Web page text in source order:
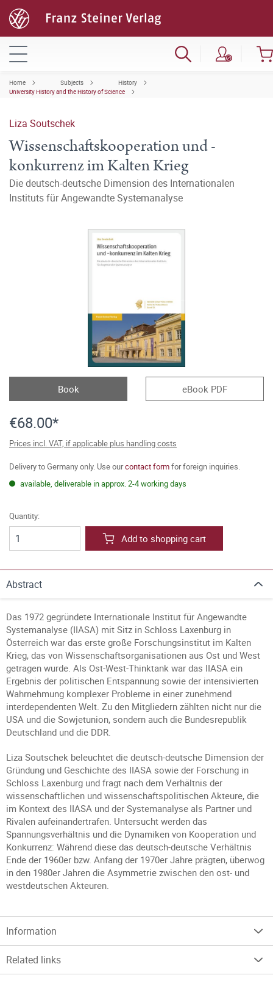
Home Subjects
History
University History and the History of Science
Liza Soutschek
Wissenschaftskooperation und -
konkurrenz im Kalten Krieg
Die deutsch-deutsche Dimension des Internationalen
Instituts für Angewandte Systemanalyse
Book eBook PDF
€68.00*
Prices incl. VAT, if applicable plus handling costs
Delivery to Germany only. Use ourcontact formfor foreign inquiries.
available, deliverable in approx. 2-4 working days
Quantity:
Add to shopping cart
Abstract
Das 1972 gegründete Internationale Institut für Angewandte
Systemanalyse (IIASA) mit Sitz in Schloss Laxenburg in
Österreich war das erste große Forschungsinstitut im Kalten
Krieg, das von Wissenschaftsorganisationen aus Ost und West
getragen wurde. Als Ost-West-Thinktank war das IIASA ein
Ergebnis der politischen Entspannung sowie der intensivierten
Wahrnehmung komplexer Probleme in einer zunehmend
interdependenten Welt. Zu den Mitgliedern zählten nicht nur die
USA und die Sowjetunion, sondern auch die Bundesrepublik
Deutschland und die DDR.
Liza Soutschek beleuchtet die deutsch-deutsche Dimension der
Gründung und Geschichte des IIASA sowie der Forschung in
Schloss Laxenburg und fragt nach dem Verhältnis der
wissenschaftlichen und wissenschaftspolitischen Akteure, die
im Kontext des IIASA und der Systemanalyse als Partner und
Rivalen aufeinandertrafen. Untersucht werden das
Spannungsverhältnis und die Dynamiken von Kooperation und
Konkurrenz: Während diese das deutsch-deutsche Verhältnis
Ende der 1960er bzw. Anfang der 1970er Jahre prägten, überwog
in den 1980er Jahren die Asymmetrie zwischen den ost- und
westdeutschen Akteuren.
Information
Related links